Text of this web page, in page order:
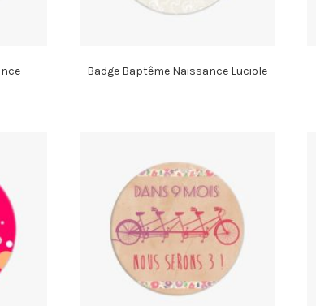
Badge Baptême Naissance Luciole